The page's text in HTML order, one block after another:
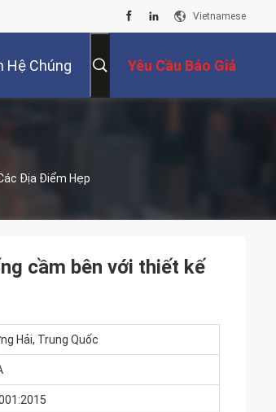
Vietnamese
Hệ Chúng Yêu Cầu Báo Giá
Địa Điểm Hẹp
cầm bên với thiết kế
Hải, Trung Quốc